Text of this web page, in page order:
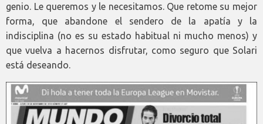
genio. Le queremos y le necesitamos. Que retome su mejor
forma, que abandone el sendero de la apatía y la
indisciplina (no es su estado habitual ni mucho menos) y
que vuelva a hacernos disfrutar, como seguro que Solari
está deseando.